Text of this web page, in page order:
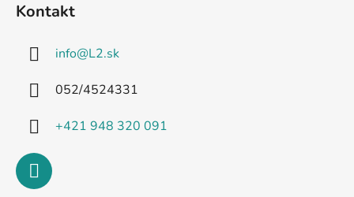
Kontakt
info@L2.sk
052/4524331
+421 948 320 091